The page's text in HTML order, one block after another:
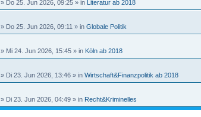
» Do 25. Jun 2026, 09:25 » in Literatur ab 2018
» Do 25. Jun 2026, 09:11 » in Globale Politik
» Mi 24. Jun 2026, 15:45 » in Köln ab 2018
» Di 23. Jun 2026, 13:46 » in Wirtschaft&Finanzpolitik ab 2018
» Di 23. Jun 2026, 04:49 » in Recht&Kriminelles